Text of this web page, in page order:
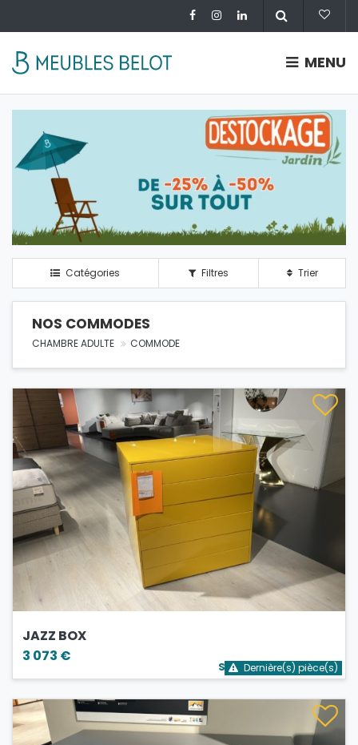
MENU
Catégories Filtres Trier
NOS COMMODES
CHAMBRE ADULTE COMMODE
JAZZ BOX
3 073 €
Stock bientôt épuisé
Dernière(s) pièce(s)